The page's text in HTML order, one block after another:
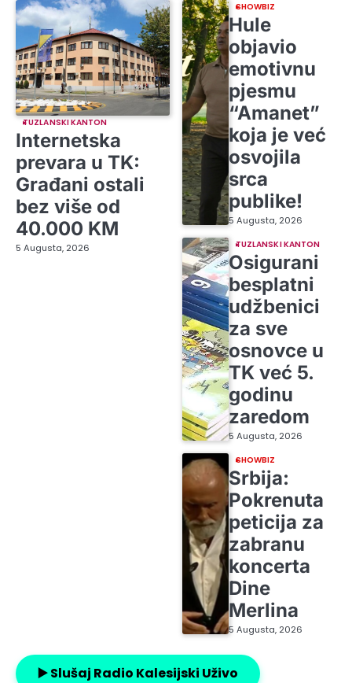
TUZLANSKI KANTON
Internetska
prevara u TK:
Građani ostali
bez više od
40.000 KM
5 Augusta, 2026
SHOWBIZ
Hule
objavio
emotivnu
pjesmu
“Amanet”
koja je već
osvojila
srca
publike!
5 Augusta, 2026
TUZLANSKI KANTON
Osigurani
besplatni
udžbenici
za sve
osnovce u
TK već 5.
godinu
zaredom
5 Augusta, 2026
SHOWBIZ
Srbija:
Pokrenuta
peticija za
zabranu
koncerta
Dine
Merlina
5 Augusta, 2026
▶️ Slušaj Radio Kalesijski Uživo